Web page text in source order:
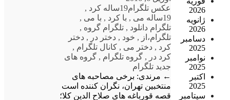
2026
ژانویه
2026
دسامبر
2025
نوامبر
2025
اکتبر
2025
سپتامبر
عکس تلگرام19ساله کرد
,
19ساله می
, با کرد , با می ,
تلگرام دانلود , تلگرام گروه ,
تلگرام،از , خود , دختر در , دختر
کرد , دختر می , کانال تلگرام ,
کرد در , گروه تلگرام , گروه های
جدید تلگرام
← مرندی: برخی مصاحبه های
منتخبین تهران، نگران کننده است
قصه قورباغه های صلاح الدین کلا؛